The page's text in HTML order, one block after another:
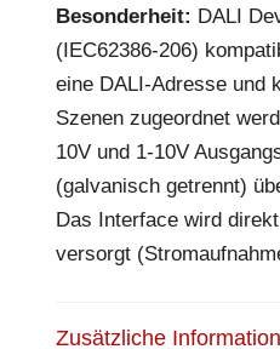
Besonderheit: DALI
(IEC62386-206)
eine DALI-Adresse und
Szenen zugeordnet
10V und 1-10V
(galvanisch getrennt)
Das Interface wird
versorgt
Zusätzliche